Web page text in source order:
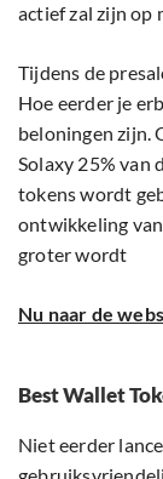
actief zal zijn op
Tijdens de
Hoe eerder je
beloningen zijn.
Solaxy 25% van
tokens wordt
ontwikkeling
groter wordt
Nu naar de
Best Wallet
Niet eerder